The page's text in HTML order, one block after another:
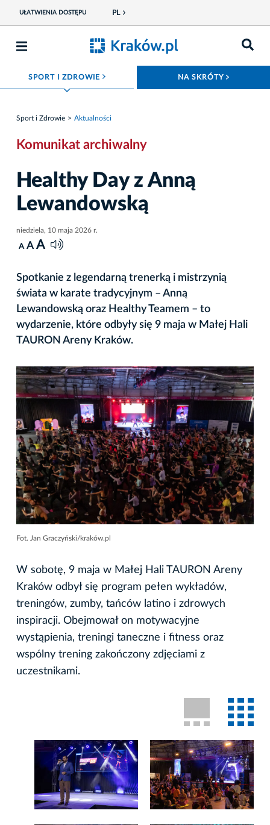
UŁATWIENIA DOSTĘPU PL
SPORT I ZDROWIE ROZWIŃ MENU NA SKRÓTY
Sport i Zdrowie Aktualności
Komunikat archiwalny
Healthy Day z Anną
Lewandowską
niedziela, 10 maja 2026 r.
A A A
Spotkanie z legendarną trenerką i mistrzynią
świata w karate tradycyjnym – Anną
Lewandowską oraz Healthy Teamem – to
wydarzenie, które odbyły się 9 maja w Małej Hali
TAURON Areny Kraków.
Fot. Jan Graczyński/kraków.pl
W sobotę, 9 maja w Małej Hali TAURON Areny
Kraków odbył się program pełen wykładów,
treningów, zumby, tańców latino i zdrowych
inspiracji. Obejmował on motywacyjne
wystąpienia, treningi taneczne i fitness oraz
wspólny trening zakończony zdjęciami z
uczestnikami.